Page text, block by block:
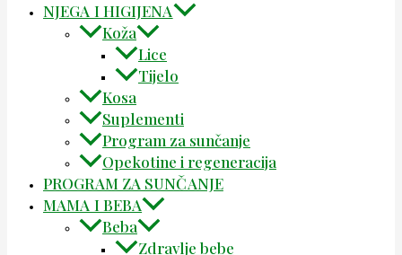
NJEGA I HIGIJENA
Koža
Lice
Tijelo
Kosa
Suplementi
Program za sunčanje
Opekotine i regeneracija
PROGRAM ZA SUNČANJE
MAMA I BEBA
Beba
Zdravlje bebe